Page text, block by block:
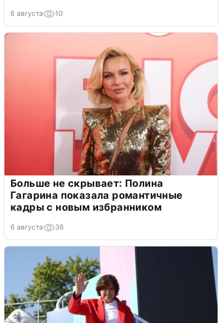
6 августа 10
Больше не скрывает: Полина
Гагарина показала романтичные
кадры с новым избранником
6 августа 36